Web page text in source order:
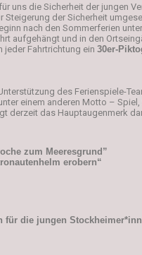
uns die Sicherheit der jungen
der Sicherheit
nach den Sommerferien
aufgehängt und in den
jeder Fahrtrichtung ein 30er-
des Ferienspiele-
einem anderen Motto –
derzeit das Hauptaugenmerk
zum Meeresgrund”
erobern“
für die jungen